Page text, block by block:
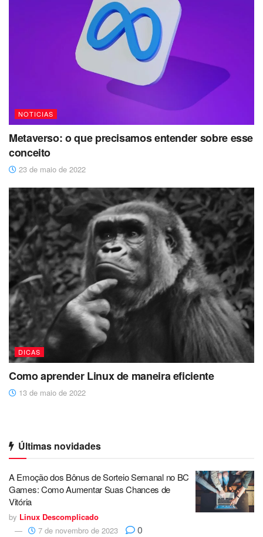
NOTICIAS
Metaverso: o que precisamos entender sobre esse
conceito
23 de maio de 2022
DICAS
Como aprender Linux de maneira eficiente
13 de maio de 2022
Últimas novidades
A Emoção dos Bônus de Sorteio Semanal no BC
Games: Como Aumentar Suas Chances de
Vitória
by Linux Descomplicado
7 de novembro de 2023
0